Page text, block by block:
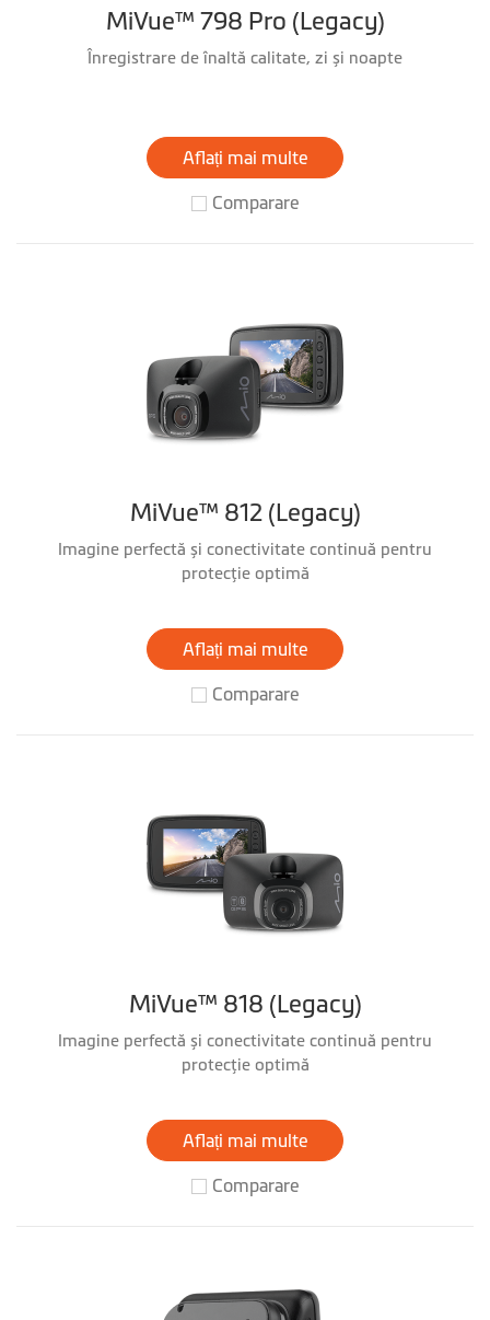
MiVue™ 798 Pro (Legacy)
Înregistrare de înaltă calitate, zi și noapte
Aflați mai multe
Comparare
MiVue™ 812 (Legacy)
Imagine perfectă și conectivitate continuă pentru
protecţie optimă
Aflați mai multe
Comparare
MiVue™ 818 (Legacy)
Imagine perfectă și conectivitate continuă pentru
protecţie optimă
Aflați mai multe
Comparare